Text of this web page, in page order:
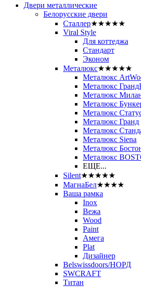
Двери металлические
Белорусские двери
Сталлер★★★★★
Viral Style
Для коттеджа
Стандарт
Эконом
Металюкс★★★★★
Металюкс
Металюкс
Металюкс
Металюкс
Металюкс
Металюкс Гранд
Металюкс
Металюкс Siena
Металюкс
Металюкс
ЕЩЕ...
Silent★★★★★
МагнаБел★★★★
Ваша рамка
Inox
Вежа
Wood
Paint
Амега
Plat
Дизайнер
Belswissdoors/НОРД
SWCRAFT
Титан